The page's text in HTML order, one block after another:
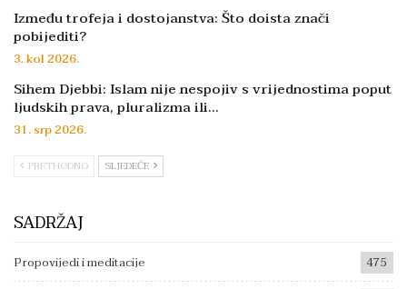
Između trofeja i dostojanstva: Što doista znači
pobijediti?
3. kol 2026.
Sihem Djebbi: Islam nije nespojiv s vrijednostima poput
ljudskih prava, pluralizma ili…
31. srp 2026.
PRETHODNO SLJEDEĆE
SADRŽAJ
Propovijedi i meditacije
475